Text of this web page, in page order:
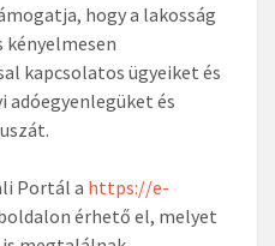
hogy a lakosság
kapcsolatos ügyeiket és
és
Portál a https://e-
érhető el, melyet